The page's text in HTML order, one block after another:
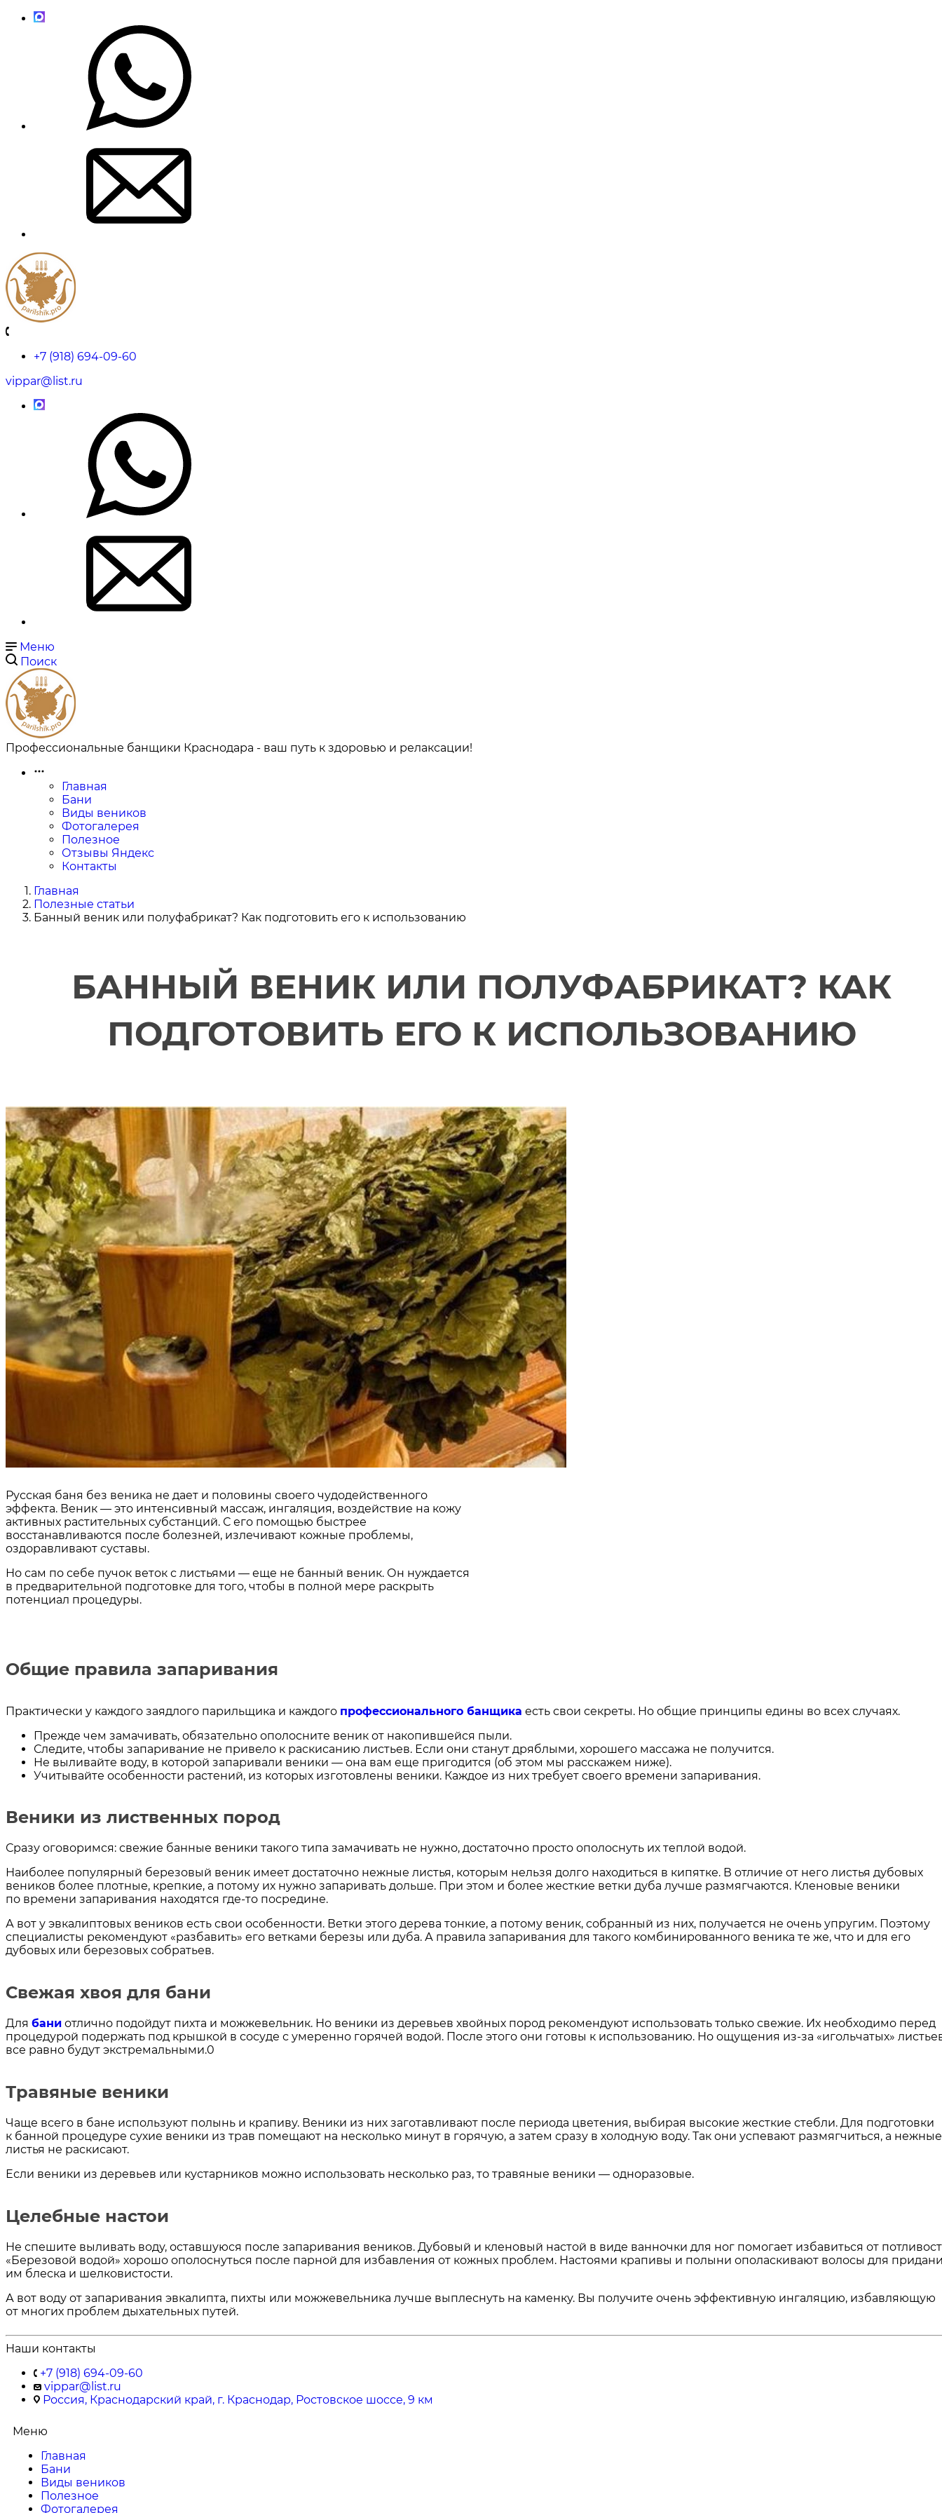
+7 (918) 694-09-60
vippar@list.ru
Меню
Поиск
Профессиональные банщики Краснодара - ваш путь к здоровью и релаксации!
Главная
Бани
Виды веников
Фотогалерея
Полезное
Отзывы Яндекс
Контакты
Главная
Полезные статьи
Банный веник или полуфабрикат? Как подготовить его к использованию
БАННЫЙ ВЕНИК ИЛИ ПОЛУФАБРИКАТ? КАК
ПОДГОТОВИТЬ ЕГО К ИСПОЛЬЗОВАНИЮ
Русская баня без веника не дает и половины своего чудодейственного
эффекта. Веник — это интенсивный массаж, ингаляция, воздействие на кожу
активных растительных субстанций. С его помощью быстрее
восстанавливаются после болезней, излечивают кожные проблемы,
оздоравливают суставы.
Но сам по себе пучок веток с листьями — еще не банный веник. Он нуждается
в предварительной подготовке для того, чтобы в полной мере раскрыть
потенциал процедуры.
Общие правила запаривания
Практически у каждого заядлого парильщика и каждого профессионального банщика есть свои секреты. Но общие принципы едины во всех случаях.
Прежде чем замачивать, обязательно ополосните веник от накопившейся пыли.
Следите, чтобы запаривание не привело к раскисанию листьев. Если они станут дряблыми, хорошего массажа не получится.
Не выливайте воду, в которой запаривали веники — она вам еще пригодится (об этом мы расскажем ниже).
Учитывайте особенности растений, из которых изготовлены веники. Каждое из них требует своего времени запаривания.
Веники из лиственных пород
Сразу оговоримся: свежие банные веники такого типа замачивать не нужно, достаточно просто ополоснуть их теплой водой.
Наиболее популярный березовый веник имеет достаточно нежные листья, которым нельзя долго находиться в кипятке. В отличие от него листья дубовых
веников более плотные, крепкие, а потому их нужно запаривать дольше. При этом и более жесткие ветки дуба лучше размягчаются. Кленовые веники
по времени запаривания находятся где-то посредине.
А вот у эвкалиптовых веников есть свои особенности. Ветки этого дерева тонкие, а потому веник, собранный из них, получается не очень упругим. Поэтому
специалисты рекомендуют «разбавить» его ветками березы или дуба. А правила запаривания для такого комбинированного веника те же, что и для его
дубовых или березовых собратьев.
Свежая хвоя для бани
Для бани отлично подойдут пихта и можжевельник. Но веники из деревьев хвойных пород рекомендуют использовать только свежие. Их необходимо перед
процедурой подержать под крышкой в сосуде с умеренно горячей водой. После этого они готовы к использованию. Но ощущения из-за «игольчатых»
все равно будут экстремальными.0
Травяные веники
Чаще всего в бане используют полынь и крапиву. Веники из них заготавливают после периода цветения, выбирая высокие жесткие стебли. Для подготовки
к банной процедуре сухие веники из трав помещают на несколько минут в горячую, а затем сразу в холодную воду. Так они успевают размягчиться, а нежные
листья не раскисают.
Если веники из деревьев или кустарников можно использовать несколько раз, то травяные веники — одноразовые.
Целебные настои
Не спешите выливать воду, оставшуюся после запаривания веников. Дубовый и кленовый настой в виде ванночки для ног помогает избавиться от
«Березовой водой» хорошо ополоснуться после парной для избавления от кожных проблем. Настоями крапивы и полыни ополаскивают волосы для
им блеска и шелковистости.
А вот воду от запаривания эвкалипта, пихты или можжевельника лучше выплеснуть на каменку. Вы получите очень эффективную ингаляцию, избавляющую
от многих проблем дыхательных путей.
Наши контакты
+7 (918) 694-09-60
vippar@list.ru
Россия, Краснодарский край, г. Краснодар, Ростовское шоссе, 9 км
Меню
Главная
Бани
Виды веников
Полезное
Фотогалерея